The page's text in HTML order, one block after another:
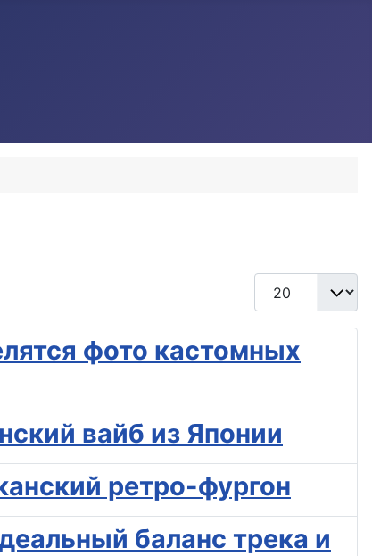
Кол-во строк:
фото кастомных
вайб из Японии
ретро-фургон
баланс трека и